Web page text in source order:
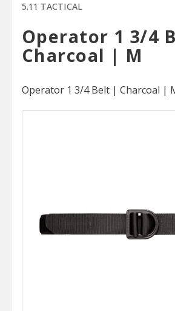
5.11 TACTICAL
Operator 1 3/4
Charcoal | M
Operator 1 3/4 Belt | Charcoal |